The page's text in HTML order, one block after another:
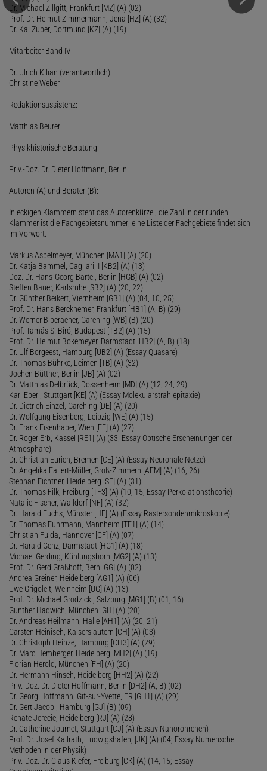
Dr. Michael Zillgitt, Frankfurt [MZ] (A) (02)
Prof. Dr. Helmut Zimmermann, Jena [HZ] (A) (32)
Dr. Kai Zuber, Dortmund [KZ] (A) (19)
Mitarbeiter Band IV
Dr. Ulrich Kilian (verantwortlich)
Christine Weber
Redaktionsassistenz:
Matthias Beurer
Physikhistorische Beratung:
Priv.-Doz. Dr. Dieter Hoffmann, Berlin
Autoren (A) und Berater (B):
In eckigen Klammern steht das Autorenkürzel, die Zahl in der runden
Klammer ist die Fachgebietsnummer; eine Liste der Fachgebiete findet sich
im Vorwort.
Markus Aspelmeyer, München [MA1] (A) (20)
Dr. Katja Bammel, Cagliari, I [KB2] (A) (13)
Doz. Dr. Hans-Georg Bartel, Berlin [HGB] (A) (02)
Steffen Bauer, Karlsruhe [SB2] (A) (20, 22)
Dr. Günther Beikert, Viernheim [GB1] (A) (04, 10, 25)
Prof. Dr. Hans Berckhemer, Frankfurt [HB1] (A, B) (29)
Dr. Werner Biberacher, Garching [WB] (B) (20)
Prof. Tamás S. Biró, Budapest [TB2] (A) (15)
Prof. Dr. Helmut Bokemeyer, Darmstadt [HB2] (A, B) (18)
Dr. Ulf Borgeest, Hamburg [UB2] (A) (Essay Quasare)
Dr. Thomas Bührke, Leimen [TB] (A) (32)
Jochen Büttner, Berlin [JB] (A) (02)
Dr. Matthias Delbrück, Dossenheim [MD] (A) (12, 24, 29)
Karl Eberl, Stuttgart [KE] (A) (Essay Molekularstrahlepitaxie)
Dr. Dietrich Einzel, Garching [DE] (A) (20)
Dr. Wolfgang Eisenberg, Leipzig [WE] (A) (15)
Dr. Frank Eisenhaber, Wien [FE] (A) (27)
Dr. Roger Erb, Kassel [RE1] (A) (33; Essay Optische Erscheinungen der
Atmosphäre)
Dr. Christian Eurich, Bremen [CE] (A) (Essay Neuronale Netze)
Dr. Angelika Fallert-Müller, Groß-Zimmern [AFM] (A) (16, 26)
Stephan Fichtner, Heidelberg [SF] (A) (31)
Dr. Thomas Filk, Freiburg [TF3] (A) (10, 15; Essay Perkolationstheorie)
Natalie Fischer, Walldorf [NF] (A) (32)
Dr. Harald Fuchs, Münster [HF] (A) (Essay Rastersondenmikroskopie)
Dr. Thomas Fuhrmann, Mannheim [TF1] (A) (14)
Christian Fulda, Hannover [CF] (A) (07)
Dr. Harald Genz, Darmstadt [HG1] (A) (18)
Michael Gerding, Kühlungsborn [MG2] (A) (13)
Prof. Dr. Gerd Graßhoff, Bern [GG] (A) (02)
Andrea Greiner, Heidelberg [AG1] (A) (06)
Uwe Grigoleit, Weinheim [UG] (A) (13)
Prof. Dr. Michael Grodzicki, Salzburg [MG1] (B) (01, 16)
Gunther Hadwich, München [GH] (A) (20)
Dr. Andreas Heilmann, Halle [AH1] (A) (20, 21)
Carsten Heinisch, Kaiserslautern [CH] (A) (03)
Dr. Christoph Heinze, Hamburg [CH3] (A) (29)
Dr. Marc Hemberger, Heidelberg [MH2] (A) (19)
Florian Herold, München [FH] (A) (20)
Dr. Hermann Hinsch, Heidelberg [HH2] (A) (22)
Priv.-Doz. Dr. Dieter Hoffmann, Berlin [DH2] (A, B) (02)
Dr. Georg Hoffmann, Gif-sur-Yvette, FR [GH1] (A) (29)
Dr. Gert Jacobi, Hamburg [GJ] (B) (09)
Renate Jerecic, Heidelberg [RJ] (A) (28)
Dr. Catherine Journet, Stuttgart [CJ] (A) (Essay Nanoröhrchen)
Prof. Dr. Josef Kallrath, Ludwigshafen, [JK] (A) (04; Essay Numerische
Methoden in der Physik)
Priv.-Doz. Dr. Claus Kiefer, Freiburg [CK] (A) (14, 15; Essay